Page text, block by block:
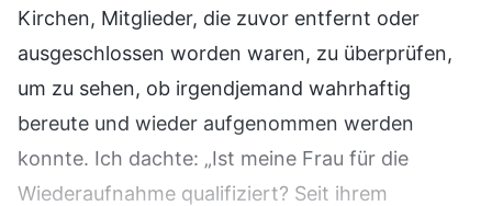
Kirchen, Mitglieder, die zuvor entfernt oder
ausgeschlossen worden waren, zu überprüfen,
um zu sehen, ob irgendjemand wahrhaftig
bereute und wieder aufgenommen werden
konnte. Ich dachte: „Ist meine Frau für die
Wiederaufnahme qualifiziert? Seit ihrem